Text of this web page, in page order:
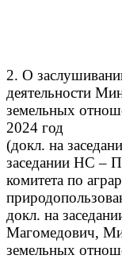
2. О
деятельности
земельных
2024 год
(докл. на
заседании НС –
комитета по
докл. на
Магомедович,
земельных